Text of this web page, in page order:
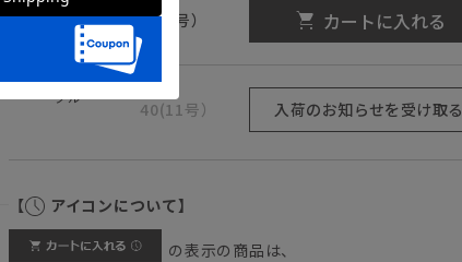
ブルー
38(9号） カートに入れる
40(11号） 入荷のお知らせを受け取る
【 アイコンについて】
の表示の商品は、